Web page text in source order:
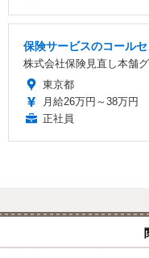
保険サービスのコール
株式会社保険見直し本舗
東京都
月給26万円～38万円
正社員